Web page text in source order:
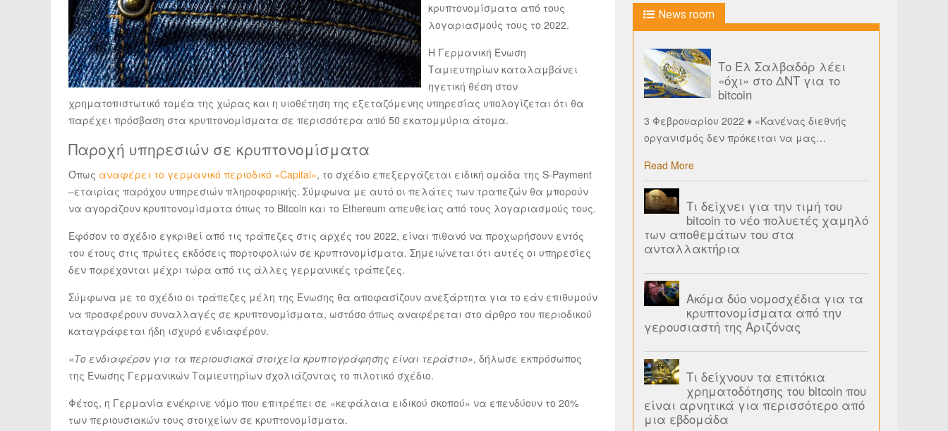
κρυπτονομίσματα από τους
λογαριασμούς τους το 2022.
Η Γερμανική Ένωση
Ταμιευτηρίων καταλαμβάνει
ηγετική θέση στον
χρηματοπιστωτικό τομέα της χώρας και η υιοθέτηση της εξεταζόμενης υπηρεσίας υπολογίζεται ότι θα
παρέχει πρόσβαση στα κρυπτονομίσματα σε περισσότερα από 50 εκατομμύρια άτομα.
Παροχή υπηρεσιών σε κρυπτονομίσματα
Όπως αναφέρει το γερμανικό περιοδικό «Capital», το σχέδιο επεξεργάζεται ειδική ομάδα της S-Payment
–εταιρίας ​​παρόχου υπηρεσιών πληροφορικής. Σύμφωνα με αυτό οι πελάτες των τραπεζών θα μπορούν
να αγοράζουν κρυπτονομίσματα όπως το Bitcoin και το Ethereum απευθείας από τους λογαριασμούς τους.
Εφόσον το σχέδιο εγκριθεί από τις τράπεζες στις αρχές του 2022, είναι πιθανό να προχωρήσουν εντός
του έτους στις πρώτες εκδόσεις πορτοφολιών σε κρυπτονομίσματα. Σημειώνεται ότι αυτές οι υπηρεσίες
δεν παρέχονται μέχρι τώρα από τις άλλες γερμανικές τράπεζες.
Σύμφωνα με το σχέδιο οι τράπεζες μέλη της Ένωσης θα αποφασίζουν ανεξάρτητα για το εάν επιθυμούν
να προσφέρουν συναλλαγές σε κρυπτονομίσματα, ωστόσο όπως αναφέρεται στο άρθρο του περιοδικού
καταγράφεται ήδη ισχυρό ενδιαφέρον.
«Το ενδιαφέρον για τα περιουσιακά στοιχεία κρυπτογράφησης είναι τεράστιο», δήλωσε εκπρόσωπος
της Ένωσης Γερμανικών Ταμιευτηρίων σχολιάζοντας το πιλοτικό σχέδιο.
Φέτος, η Γερμανία ενέκρινε νόμο που επιτρέπει σε «κεφάλαια ειδικού σκοπού» να επενδύουν το 20%
των περιουσιακών τους στοιχείων σε κρυπτονομίσματα.
News room
Το Ελ Σαλβαδόρ λέει
«όχι» στο ΔΝΤ για το
bitcoin
3 Φεβρουαρίου 2022 ♦ «Κανένας διεθνής
οργανισμός δεν πρόκειται να μας…
Read More
Τι δείχνει για την τιμή του
bitcoin το νέο πολυετές χαμηλό
των αποθεμάτων του στα
ανταλλακτήρια
Ακόμα δύο νομοσχέδια για τα
κρυπτονομίσματα από την
γερουσιαστή της Αριζόνας
Τι δείχνουν τα επιτόκια
χρηματοδότησης του bitcoin που
είναι αρνητικά για περισσότερο από
μια εβδομάδα